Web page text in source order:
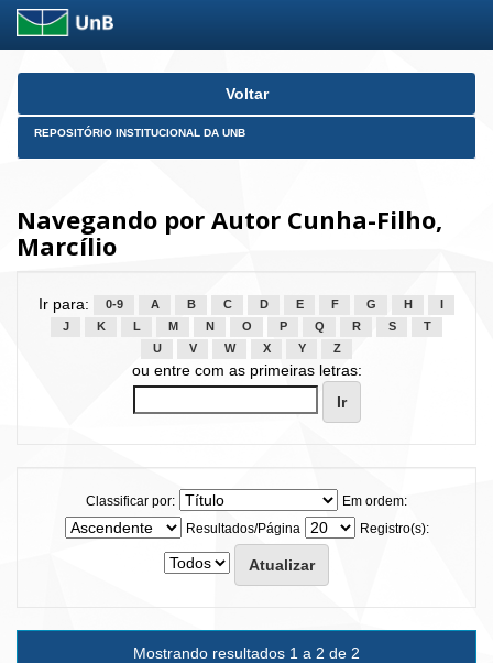
Skip
Voltar
REPOSITÓRIO INSTITUCIONAL DA UNB
Navegando por Autor Cunha-Filho,
Marcílio
Ir para: 0-9 A B C D E F G H
J
K L M N O P Q R S
T
U
V W X Y Z
ou entre com as primeiras letras:
Classificar por:
Em ordem:
Resultados/Página
Registro(s):
Mostrando resultados 1 a 2 de 2